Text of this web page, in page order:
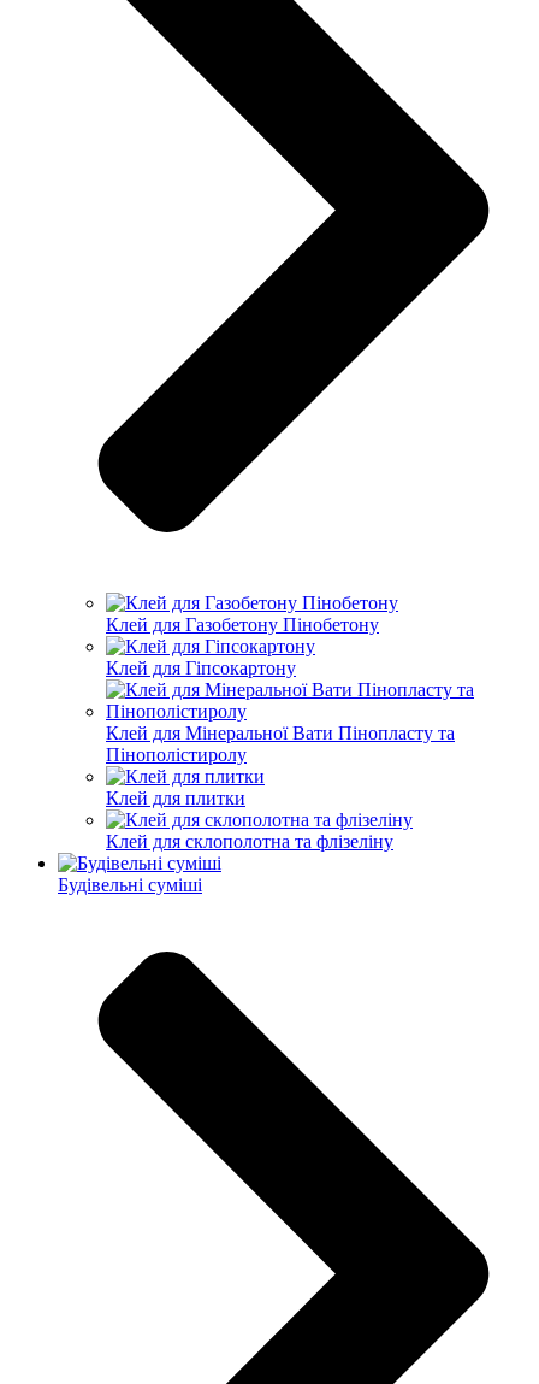
Клей для Газобетону Пінобетону
Клей для Гіпсокартону
Клей для Мінеральної Вати Пінопласту та
Пінополістиролу
Клей для плитки
Клей для склополотна та флізеліну
Будівельні суміші